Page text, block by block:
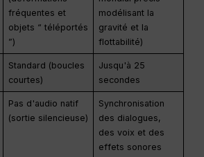
fréquentes et
objets “ téléportés
”)
modélisant la
gravité et la
flottabilité)
Standard (boucles
courtes)
Jusqu'à 25
secondes
Pas d'audio natif
(sortie silencieuse)
Synchronisation
des dialogues,
des voix et des
effets sonores